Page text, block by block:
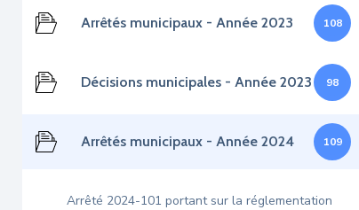
Arrêtés municipaux - Année 2023 108
Décisions municipales - Année 2023 98
Arrêtés municipaux - Année 2024 109
Arrêté 2024-101 portant sur la réglementation